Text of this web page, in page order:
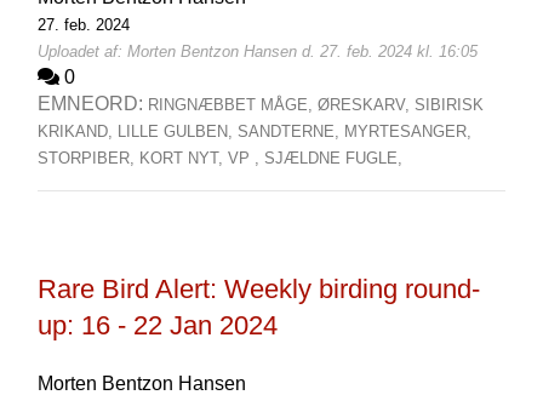
27. feb. 2024
Uploadet af: Morten Bentzon Hansen d. 27. feb. 2024 kl. 16:05
0
EMNEORD: RINGNÆBBET MÅGE, ØRESKARV, SIBIRISK
KRIKAND, LILLE GULBEN, SANDTERNE, MYRTESANGER,
STORPIBER, KORT NYT, VP , SJÆLDNE FUGLE,
Rare Bird Alert: Weekly birding round-
up: 16 - 22 Jan 2024
Morten Bentzon Hansen